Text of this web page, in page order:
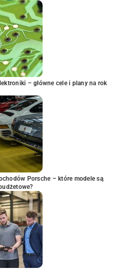
– główne cele i plany na rok
Porsche – które modele są